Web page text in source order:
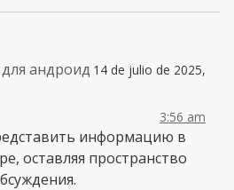
андроид 14 de julio de 2025,
3:56 am
информацию в
оставляя пространство